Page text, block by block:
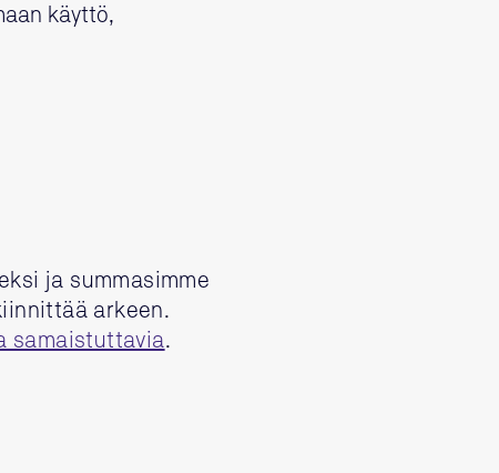
käyttö,
ja summasimme
arkeen.
samaistuttavia.